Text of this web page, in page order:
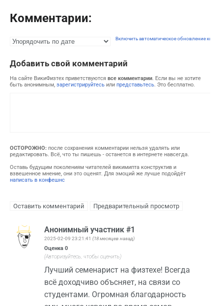
Комментарии:
Включить автоматическое обновление
Добавить свой комментарий
На сайте ВикиФизтех приветствуются все комментарии. Если вы не хотите
быть анонимным, зарегистрируйтесь или представьтесь. Это бесплатно.
ОСТОРОЖНО: после сохранения комментарии нельзя удалять или
редактировать. Всё, что ты пишешь - останется в интернете навсегда.
Оставь будущим поколениям читателей викимипта конструктив и
взвешенное мнение, они это оценят. Для эмоций же лучше подойдёт
написать в конфешнс
Анонимный участник #1
2025-02-09 23:21:41 (18 месяцев назад)
Оценка 0
(Авторизуйтесь, чтобы оценить)
Лучший семенарист на физтехе! Всегда
всё доходчиво объсняет, на связи со
студентами. Огромная благодарность